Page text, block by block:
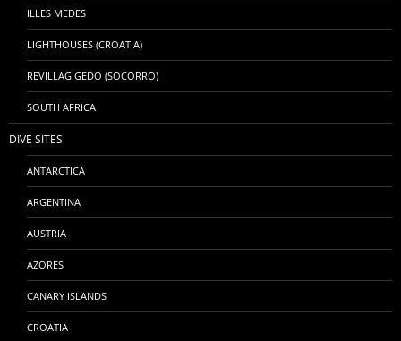
ILLES MEDES
LIGHTHOUSES (CROATIA)
REVILLAGIGEDO (SOCORRO)
SOUTH AFRICA
DIVE SITES
ANTARCTICA
ARGENTINA
AUSTRIA
AZORES
CANARY ISLANDS
CROATIA